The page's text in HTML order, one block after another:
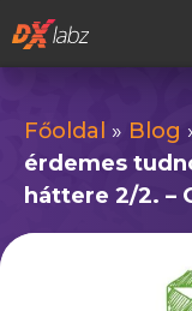
Kilépés
Főoldal » Blog
érdemes
háttere 2/2. –